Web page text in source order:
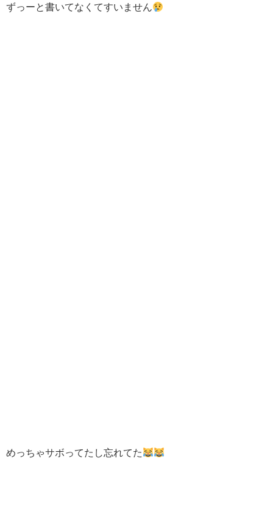
ずっーと書いてなくてすいません
めっちゃサボってたし忘れてた